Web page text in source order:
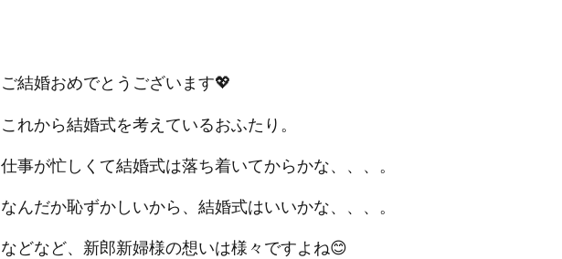
ご結婚おめでとうございます💖
これから結婚式を考えているおふたり。
仕事が忙しくて結婚式は落ち着いてからかな、、、。
なんだか恥ずかしいから、結婚式はいいかな、、、。
などなど、新郎新婦様の想いは様々ですよね😊